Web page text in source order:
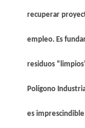
recuperar
empleo. Es
residuos
Polígono
es